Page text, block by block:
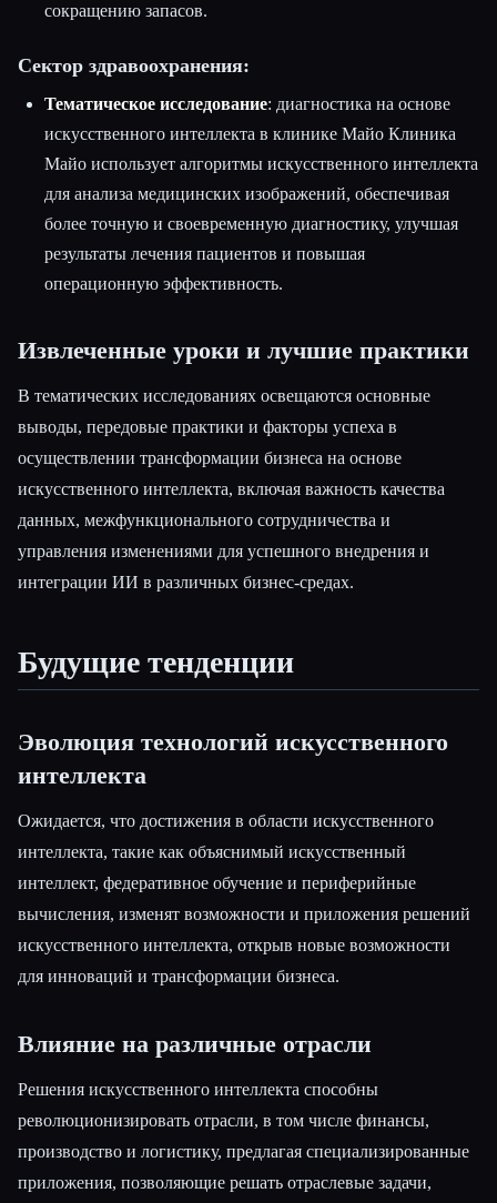
сокращению запасов.
Сектор здравоохранения:
Тематическое исследование: диагностика на основе
искусственного интеллекта в клинике Майо Клиника
Майо использует алгоритмы искусственного интеллекта
для анализа медицинских изображений, обеспечивая
более точную и своевременную диагностику, улучшая
результаты лечения пациентов и повышая
операционную эффективность.
Извлеченные уроки и лучшие практики
В тематических исследованиях освещаются основные
выводы, передовые практики и факторы успеха в
осуществлении трансформации бизнеса на основе
искусственного интеллекта, включая важность качества
данных, межфункционального сотрудничества и
управления изменениями для успешного внедрения и
интеграции ИИ в различных бизнес-средах.
Будущие тенденции
Эволюция технологий искусственного
интеллекта
Ожидается, что достижения в области искусственного
интеллекта, такие как объяснимый искусственный
интеллект, федеративное обучение и периферийные
вычисления, изменят возможности и приложения решений
искусственного интеллекта, открыв новые возможности
для инноваций и трансформации бизнеса.
Влияние на различные отрасли
Решения искусственного интеллекта способны
революционизировать отрасли, в том числе финансы,
производство и логистику, предлагая специализированные
приложения, позволяющие решать отраслевые задачи,